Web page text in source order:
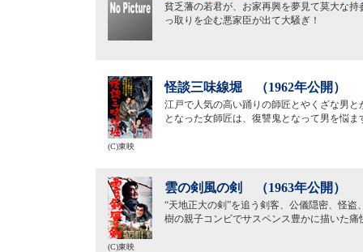
貧乏藩の若君が、お家再興を夢見て莫大な
っ取りを企む悪家臣が出て大騒ぎ！
怪談三味線堀 （1962年公開）
江戸で人気の高い踊りの師匠とやくざな男
となった女師匠は、復讐鬼となって男を悩
(C)東映
雲の剣風の剣 （1963年公開）
“天地正大の剣”を追う剣客、公儀隠密、怪
樹の親子コンビでサスペンス豊かに描いた痛
(C)東映